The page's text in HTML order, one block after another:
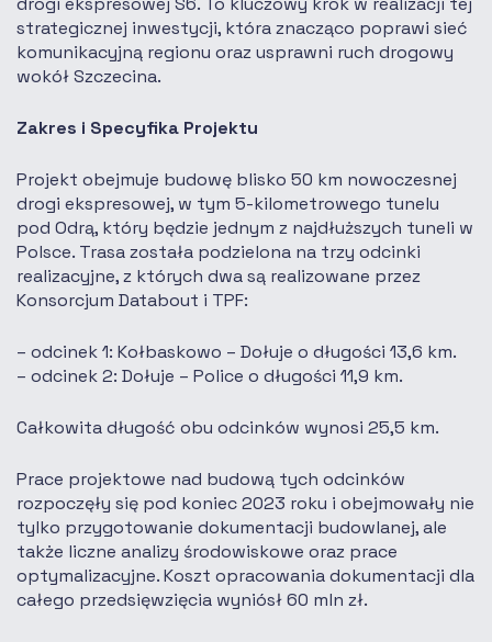
strategicznej inwestycji, która znacząco poprawi sieć
komunikacyjną regionu oraz usprawni ruch drogowy
wokół Szczecina.
Zakres i Specyfika Projektu
Projekt obejmuje budowę blisko 50 km nowoczesnej
drogi ekspresowej, w tym 5-kilometrowego tunelu
pod Odrą, który będzie jednym z najdłuższych tuneli w
Polsce. Trasa została podzielona na trzy odcinki
realizacyjne, z których dwa są realizowane przez
Konsorcjum Databout i TPF:
odcinek 1: Kołbaskowo – Dołuje o długości 13,6 km.
odcinek 2: Dołuje – Police o długości 11,9 km.
Całkowita długość obu odcinków wynosi 25,5 km.
Prace projektowe nad budową tych odcinków
rozpoczęły się pod koniec 2023 roku i obejmowały nie
tylko przygotowanie dokumentacji budowlanej, ale
także liczne analizy środowiskowe oraz prace
optymalizacyjne. Koszt opracowania dokumentacji dla
całego przedsięwzięcia wyniósł 60 mln zł.